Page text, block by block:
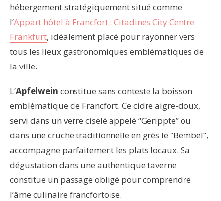
hébergement stratégiquement situé comme
l’Appart hôtel à Francfort : Citadines City Centre
Frankfurt, idéalement placé pour rayonner vers
tous les lieux gastronomiques emblématiques de
la ville.
L’Apfelwein constitue sans conteste la boisson
emblématique de Francfort. Ce cidre aigre-doux,
servi dans un verre ciselé appelé “Gerippte” ou
dans une cruche traditionnelle en grès le “Bembel”,
accompagne parfaitement les plats locaux. Sa
dégustation dans une authentique taverne
constitue un passage obligé pour comprendre
l’âme culinaire francfortoise.